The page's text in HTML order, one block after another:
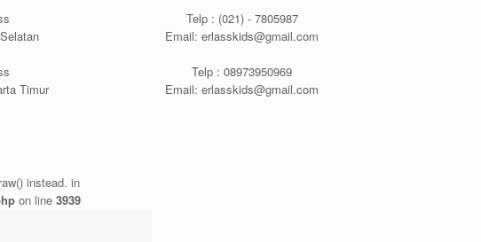
Timur
Telp : (021) - 7805987
Email: erlasskids@gmail.com
Telp : 08973950969
Email: erlasskids@gmail.com
instead. in
on line 3939